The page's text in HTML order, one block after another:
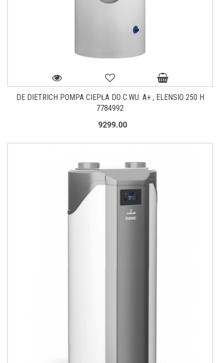
DE DIETRICH POMPA CIEPŁA DO C.WU. A+ , ELENSIO 250 H
7784992
9299.00